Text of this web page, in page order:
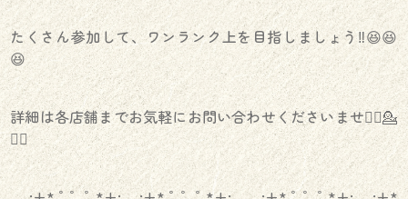
たくさん参加して、ワンランク上を目指しましょう‼️😆😆
😆
詳細は各店舗までお気軽にお問い合わせくださいませ💁‍♀️💁
💁‍♂️